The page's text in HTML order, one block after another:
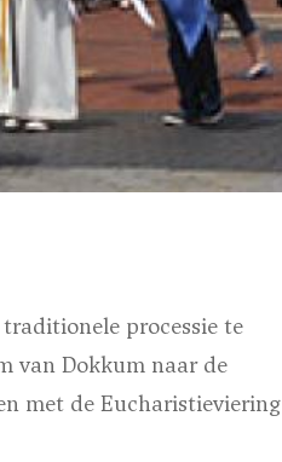
processie te
van Dokkum naar de
met de Eucharistieviering